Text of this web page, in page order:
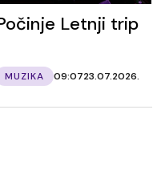
Letnji trip
MUZIKA 09:0723.07.2026.